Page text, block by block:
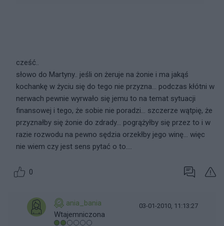
cześć..
słowo do Martyny.. jeśli on żeruje na żonie i ma jakąś
kochankę w życiu się do tego nie przyzna... podczas kłótni w
nerwach pewnie wyrwało się jemu to na temat sytuacji
finansowej i tego, że sobie nie poradzi... szczerze wątpię, że
przyznałby się żonie do zdrady... pogrążyłby się przez to i w
razie rozwodu na pewno sędzia orzekłby jego winę... więc
nie wiem czy jest sens pytać o to....
0
ania_bania
Wtajemniczona
03-01-2010, 11:13:27